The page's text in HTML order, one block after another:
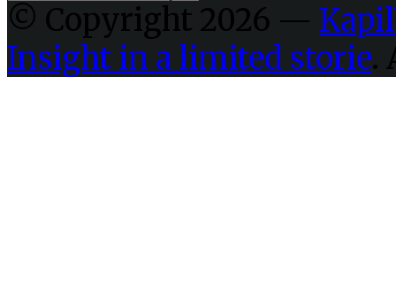
© Copyright 2026 —
Insight in a limited storie.